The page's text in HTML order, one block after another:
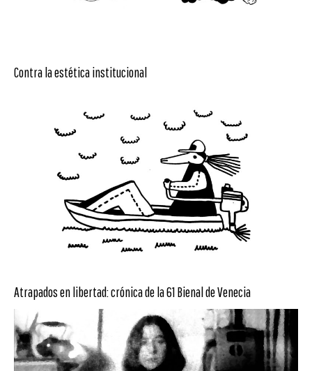
Contra la estética institucional
Atrapados en libertad: crónica de la 61 Bienal de Venecia